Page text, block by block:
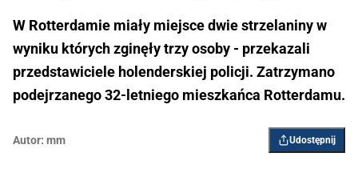
W Rotterdamie miały miejsce dwie strzelaniny w
wyniku których zginęły trzy osoby - przekazali
przedstawiciele holenderskiej policji. Zatrzymano
podejrzanego 32-letniego mieszkańca Rotterdamu.
Autor: mm Udostępnij